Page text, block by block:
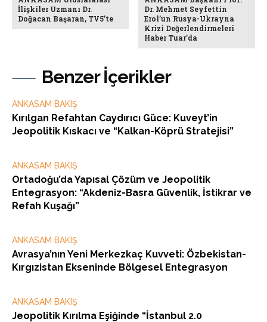
Benzer İçerikler
ANKASAM BAKIŞ
Kırılgan Refahtan Caydırıcı Güce: Kuveyt’in
Jeopolitik Kıskacı ve “Kalkan-Köprü Stratejisi”
ANKASAM BAKIŞ
Ortadoğu’da Yapısal Çözüm ve Jeopolitik
Entegrasyon: “Akdeniz-Basra Güvenlik, İstikrar ve
Refah Kuşağı”
ANKASAM BAKIŞ
Avrasya’nın Yeni Merkezkaç Kuvveti: Özbekistan-
Kırgızistan Ekseninde Bölgesel Entegrasyon
ANKASAM BAKIŞ
Jeopolitik Kırılma Eşiğinde “İstanbul 2.0
İlişkiler Uzmanı Dr.
Doğacan Başaran, TV5’te
Dr. Mehmet Seyfettin
Erol’un Rusya-Ukrayna
Krizi Değerlendirmeleri
Haber Tuar’da